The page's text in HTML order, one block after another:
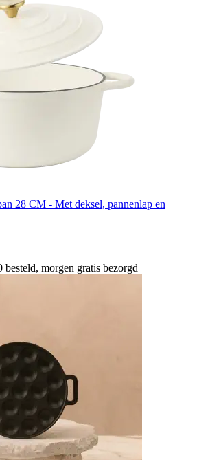
28 CM - Met deksel, pannenlap en
besteld, morgen gratis bezorgd